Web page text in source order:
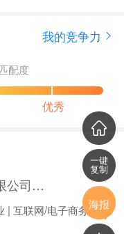
我的竞争力
配度
优秀
江苏电销通信科技有限公司镇江中北分公司
| 互联网/电子商务
一键
复制
海报